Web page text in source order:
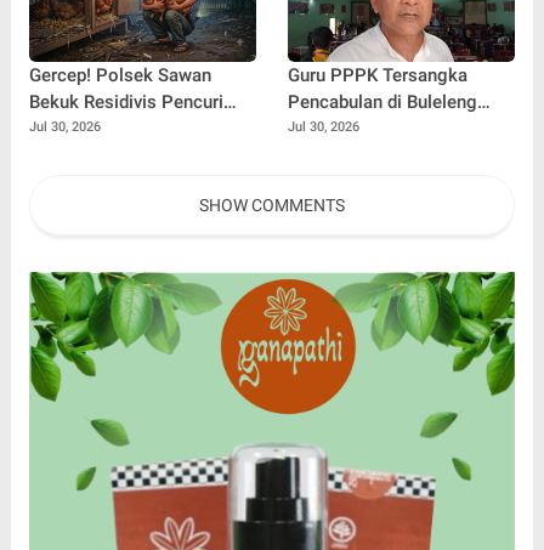
Gercep! Polsek Sawan
Bekuk Residivis Pencuri
Dua Ekor Ayam Kurang dari
Jul 30, 2026
Guru PPPK Tersangka
Pencabulan di Buleleng
Diberhentikan Sementara
Jul 30, 2026
SHOW COMMENTS